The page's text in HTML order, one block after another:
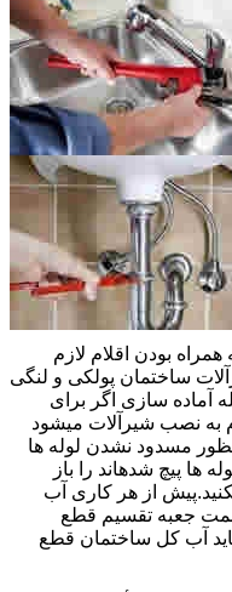
بودن اقلام لازم
ساختمان پولکی و لنگی
آماده سازی اگر برای
به نصب شیرآلات میشود
مسدود نشدن لوله ها
ها پیچ شدهاند را باز
از هر کاری آب
جعبه تقسیم قطع
آب کل ساختمان قطع